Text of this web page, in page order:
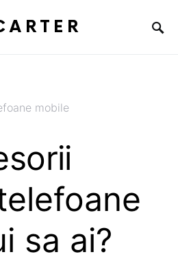
mobile
sa ai?